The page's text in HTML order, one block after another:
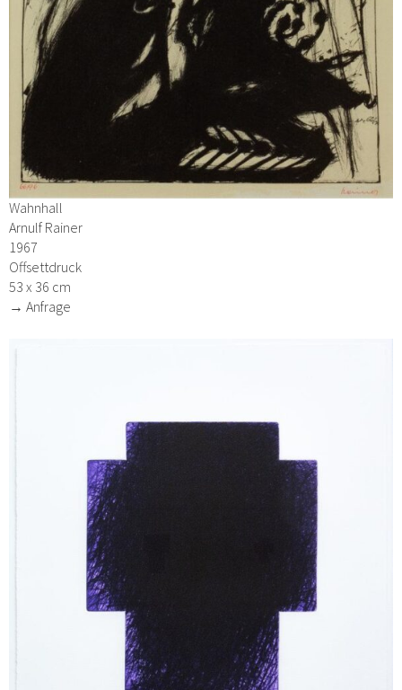
Wahnhall
Arnulf Rainer
1967
Offsettdruck
53 x 36 cm
→ Anfrage